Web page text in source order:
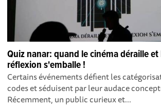
Quiz nanar: quand le cinéma déraille et
réflexion s'emballe !
Certains événements défient les
codes et séduisent par leur audace
Récemment, un public curieux et...